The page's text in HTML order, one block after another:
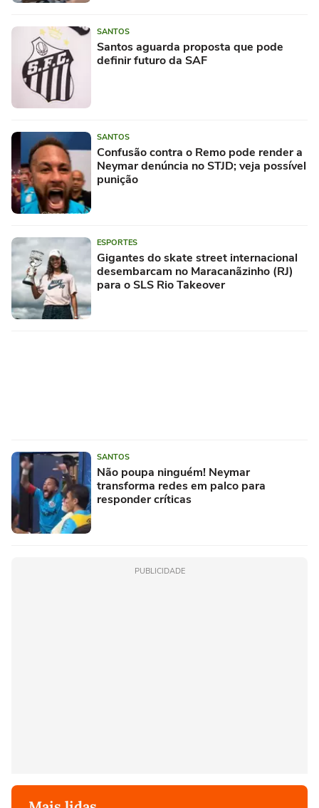
SANTOS
Santos aguarda proposta que pode
definir futuro da SAF
SANTOS
Confusão contra o Remo pode render a
Neymar denúncia no STJD; veja possível
punição
ESPORTES
Gigantes do skate street internacional
desembarcam no Maracanãzinho (RJ)
para o SLS Rio Takeover
SANTOS
Não poupa ninguém! Neymar
transforma redes em palco para
responder críticas
PUBLICIDADE